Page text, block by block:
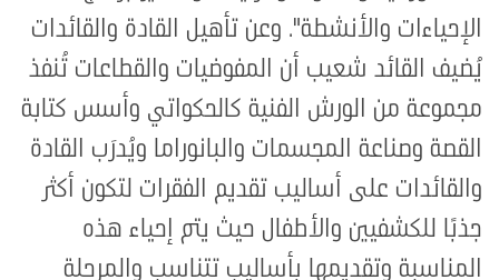
الإحياءات والأنشطة". وعن تأهيل القادة والقائدات
يُضيف القائد شعيب أن المفوضيات والقطاعات تُنفذ
مجموعة من الورش الفنية كالحكواتي وأسس كتابة
القصة وصناعة المجسمات والبانوراما ويُدرَب القادة
والقائدات على أساليب تقديم الفقرات لتكون أكثر
جذبًا للكشفيين والأطفال حيث يتم إحياء هذه
المناسبة وتقديمها بأساليب تتناسب والمرحلة